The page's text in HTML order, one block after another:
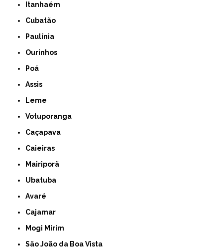
Itanhaém
Cubatão
Paulínia
Ourinhos
Poá
Assis
Leme
Votuporanga
Caçapava
Caieiras
Mairiporã
Ubatuba
Avaré
Cajamar
Mogi Mirim
São João da Boa Vista